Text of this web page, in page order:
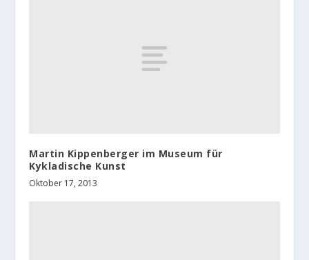
Martin Kippenberger im Museum für
Kykladische Kunst
Oktober 17, 2013